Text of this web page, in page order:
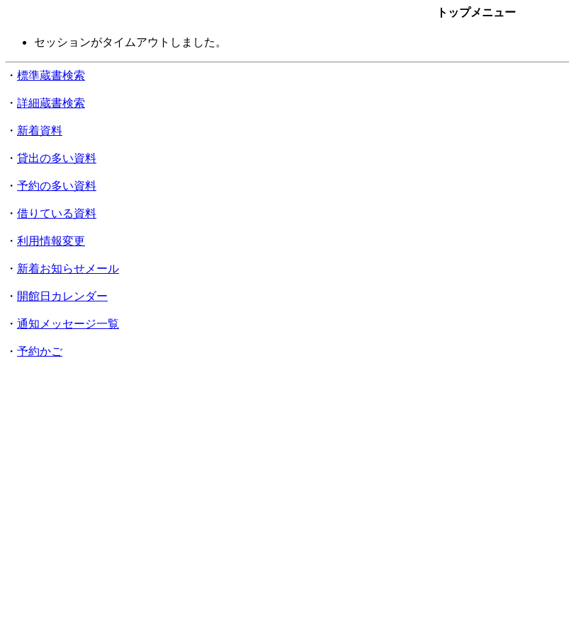
トップメニュー
セッションがタイムアウトしました。
・ 標準蔵書検索
・ 詳細蔵書検索
・ 新着資料
・ 貸出の多い資料
・ 予約の多い資料
・ 借りている資料
・ 利用情報変更
・ 新着お知らせメール
・ 開館日カレンダー
・ 通知メッセージ一覧
・ 予約かご